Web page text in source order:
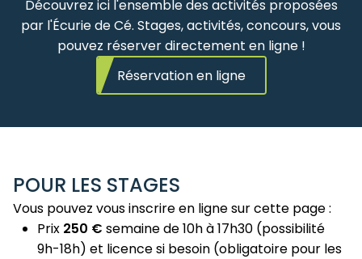
Découvrez ici l'ensemble des activités proposées
par l'Écurie de Cé. Stages, activités, concours, vous
pouvez réserver directement en ligne !
Réservation en ligne
POUR LES STAGES
Vous pouvez vous inscrire en ligne sur cette page :
Prix 250 € semaine de 10h à 17h30 (possibilité
9h-18h) et licence si besoin (obligatoire pour les